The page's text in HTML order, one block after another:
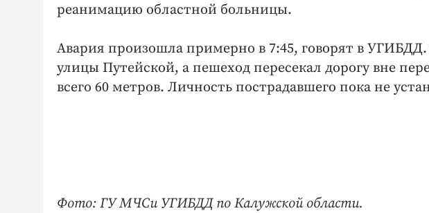
реанимацию областной больницы.
Авария произошла примерно в 7:45, говорят в УГИБДД.
улицы Путейской, а пешеход пересекал дорогу вне
всего 60 метров. Личность пострадавшего пока не
Фото: ГУ МЧСи УГИБДД по Калужской области.